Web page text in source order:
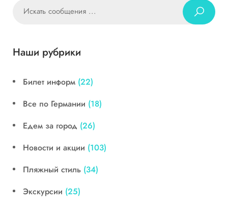
Наши рубрики
Билет информ (22)
Все по Германии (18)
Едем за город (26)
Новости и акции (103)
Пляжный стиль (34)
Экскурсии (25)